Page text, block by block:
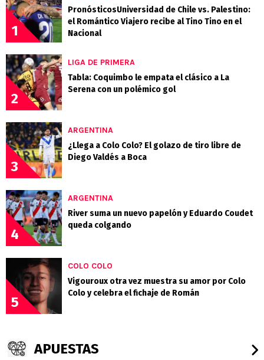
1
PronósticosUniversidad de Chile vs. Palestino:
el Romántico Viajero recibe al Tino Tino en el
Nacional
2
LIGA DE PRIMERA
Tabla: Coquimbo le empata el clásico a La
Serena con un polémico gol
3
ARGENTINA
¿Llega a Colo Colo? El golazo de tiro libre de
Diego Valdés a Boca
4
ARGENTINA
River suma un nuevo papelón y Eduardo Coudet
queda colgando
5
COLO COLO
Vigouroux otra vez muestra su amor por Colo
Colo y celebra el fichaje de Román
APUESTAS